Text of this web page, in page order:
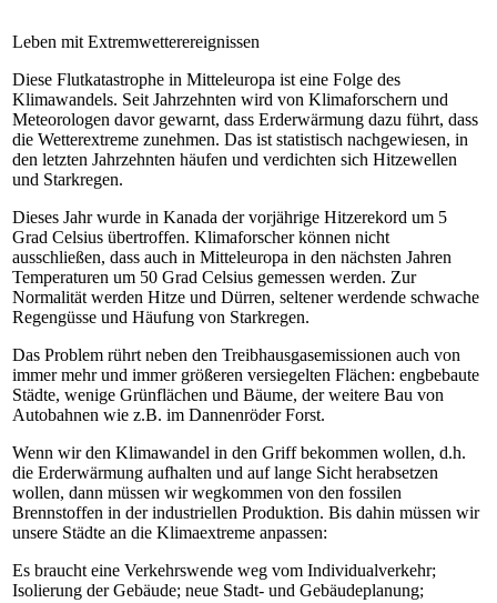
Leben mit Extremwetterereignissen
Diese Flutkatastrophe in Mitteleuropa ist eine Folge des
Klimawandels. Seit Jahrzehnten wird von Klimaforschern und
Meteorologen davor gewarnt, dass Erderwärmung dazu führt, dass
die Wetterextreme zunehmen. Das ist statistisch nachgewiesen, in
den letzten Jahrzehnten häufen und verdichten sich Hitzewellen
und Starkregen.
Dieses Jahr wurde in Kanada der vorjährige Hitzerekord um 5
Grad Celsius übertroffen. Klimaforscher können nicht
ausschließen, dass auch in Mitteleuropa in den nächsten Jahren
Temperaturen um 50 Grad Celsius gemessen werden. Zur
Normalität werden Hitze und Dürren, seltener werdende schwache
Regengüsse und Häufung von Starkregen.
Das Problem rührt neben den Treibhausgasemissionen auch von
immer mehr und immer größeren versiegelten Flächen: engbebaute
Städte, wenige Grünflächen und Bäume, der weitere Bau von
Autobahnen wie z.B. im Dannenröder Forst.
Wenn wir den Klimawandel in den Griff bekommen wollen, d.h.
die Erderwärmung aufhalten und auf lange Sicht herabsetzen
wollen, dann müssen wir wegkommen von den fossilen
Brennstoffen in der industriellen Produktion. Bis dahin müssen wir
unsere Städte an die Klimaextreme anpassen:
Es braucht eine Verkehrswende weg vom Individualverkehr;
Isolierung der Gebäude; neue Stadt- und Gebäudeplanung;